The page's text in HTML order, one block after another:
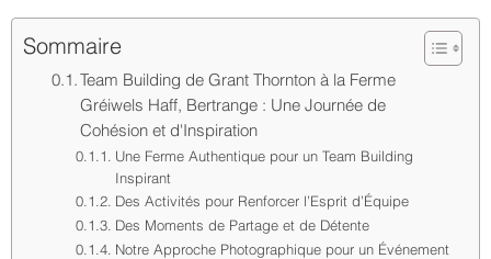
Sommaire
Team Building de Grant Thornton à la Ferme
Gréiwels Haff, Bertrange : Une Journée de
Cohésion et d'Inspiration
Une Ferme Authentique pour un Team Building
Inspirant
Des Activités pour Renforcer l’Esprit d’Équipe
Des Moments de Partage et de Détente
Notre Approche Photographique pour un Événement